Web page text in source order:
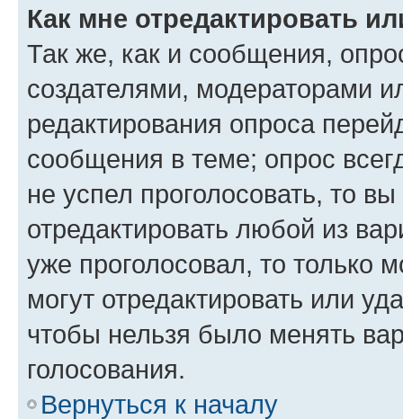
Как мне отредактировать
Так же, как и сообщения,
создателями, модераторами
редактирования опроса
сообщения в теме; опрос
не успел проголосовать, то
отредактировать любой из
уже проголосовал, то только
могут отредактировать или
чтобы нельзя было менять
голосования.
Вернуться к началу